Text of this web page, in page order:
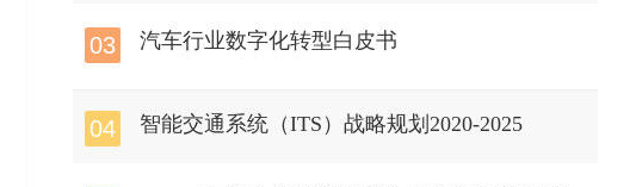
03 汽车行业数字化转型白皮书
04 智能交通系统（ITS）战略规划2020-2025